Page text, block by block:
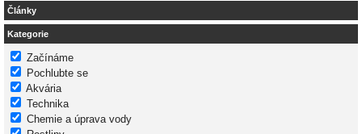
Články
Kategorie
Začínáme
Pochlubte se
Akvária
Technika
Chemie a úprava vody